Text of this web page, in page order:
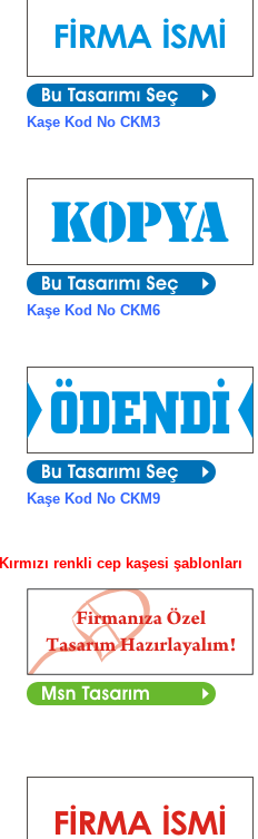
Kaşe Kod No CKM3
Kaşe Kod No CKM6
Kaşe Kod No CKM9
Kırmızı renkli cep kaşesi şablonları